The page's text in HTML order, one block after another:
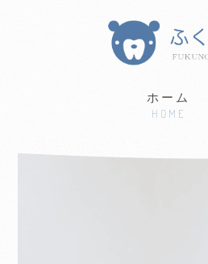
ホーム
HOME